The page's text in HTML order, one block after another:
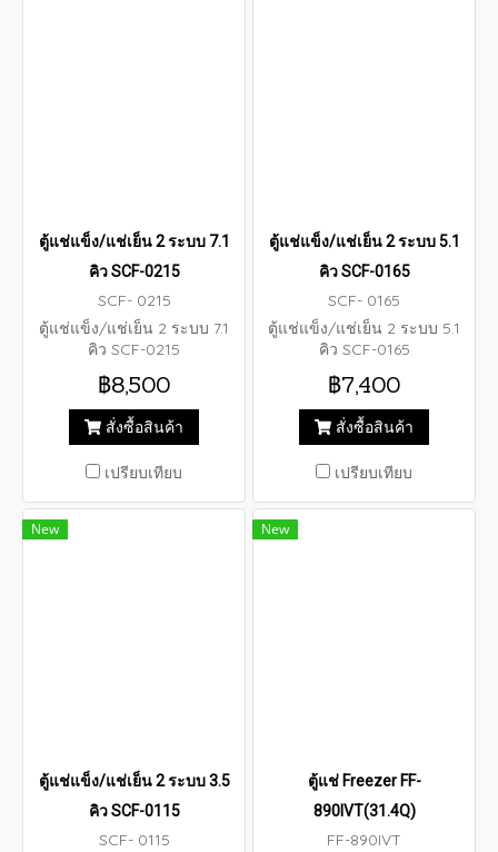
ตู้แช่แข็ง/แช่เย็น 2 ระบบ 7.1
คิว SCF-0215
SCF- 0215
ตู้แช่แข็ง/แช่เย็น 2 ระบบ 7.1
คิว SCF-0215
฿8,500
สั่งซื้อสินค้า
เปรียบเทียบ
ตู้แช่แข็ง/แช่เย็น 2 ระบบ 5.1
คิว SCF-0165
SCF- 0165
ตู้แช่แข็ง/แช่เย็น 2 ระบบ 5.1
คิว SCF-0165
฿7,400
สั่งซื้อสินค้า
เปรียบเทียบ
New
ตู้แช่แข็ง/แช่เย็น 2 ระบบ 3.5
คิว SCF-0115
SCF- 0115
New
ตู้แช่ Freezer FF-
890IVT(31.4Q)
FF-890IVT